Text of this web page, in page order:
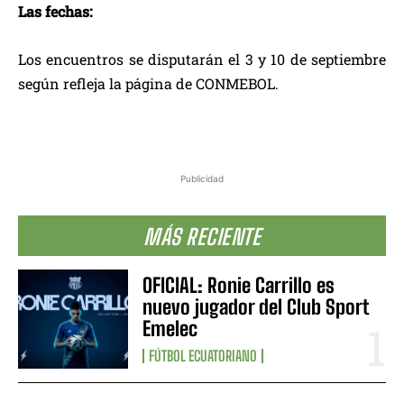
Publicidad
MÁS RECIENTE
OFICIAL: Ronie Carrillo es
nuevo jugador del Club Sport
Emelec
FÚTBOL ECUATORIANO
Las fechas:
Los encuentros se disputarán el 3 y 10 de septiembre
según refleja la página de CONMEBOL.